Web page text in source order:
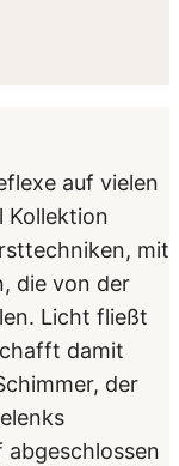
auf vielen
Kollektion
mit
die von der
Licht fließt
damit
der